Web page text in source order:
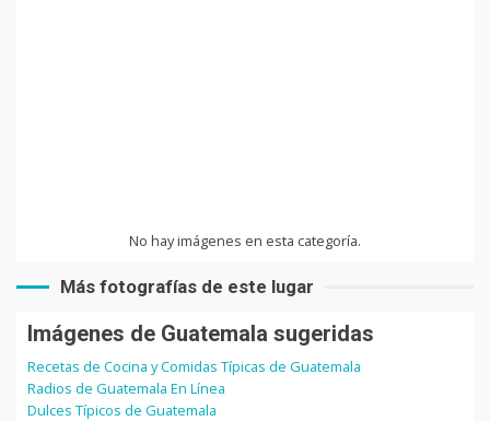
No hay imágenes en esta categoría.
Más fotografías de este lugar
Imágenes de Guatemala sugeridas
Recetas de Cocina y Comidas Típicas de Guatemala
Radios de Guatemala En Línea
Dulces Típicos de Guatemala